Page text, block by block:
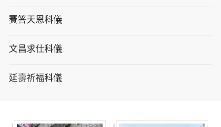
賽答天恩科儀
文昌求仕科儀
延壽祈福科儀